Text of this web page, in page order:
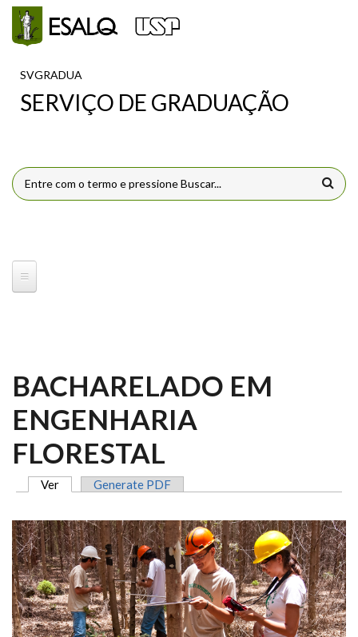
Pular para o conteúdo principal
SVGRADUA
SERVIÇO DE GRADUAÇÃO
FORMULÁRIO DE BUSCA
BACHARELADO EM
ENGENHARIA
FLORESTAL
Ver (aba ativa)Generate PDF